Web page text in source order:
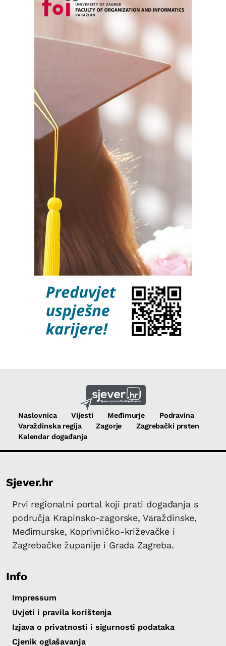
Naslovnica Vijesti Međimurje
Podravina
Varaždinska regija
Zagorje
Zagrebački prsten
Kalendar događanja
Sjever.hr
Prvi regionalni portal koji prati događanja s
područja Krapinsko-zagorske, Varaždinske,
Međimurske, Koprivničko-križevačke i
Zagrebačke županije i Grada Zagreba.
Info
Impressum
Uvjeti i pravila korištenja
Izjava o privatnosti i sigurnosti podataka
Cjenik oglašavanja